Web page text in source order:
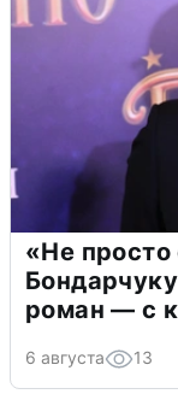
«Не
роман — с
6 августа 13